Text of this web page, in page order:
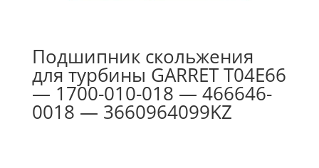
Подшипник скольжения
для турбины GARRET T04E66
— 1700-010-018 — 466646-
0018 — 3660964099KZ